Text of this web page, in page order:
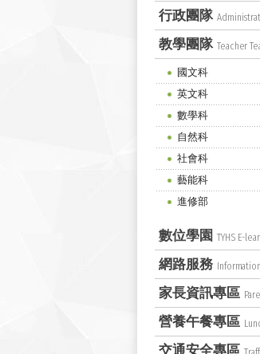
行政團隊
教學團隊 Teacher
國文科
英文科
數學科
自然科
社會科
藝能科
進修部
數位學園 TYHS E-
網路服務 Information
家長資訊專區
營養午餐專區
交通安全專區